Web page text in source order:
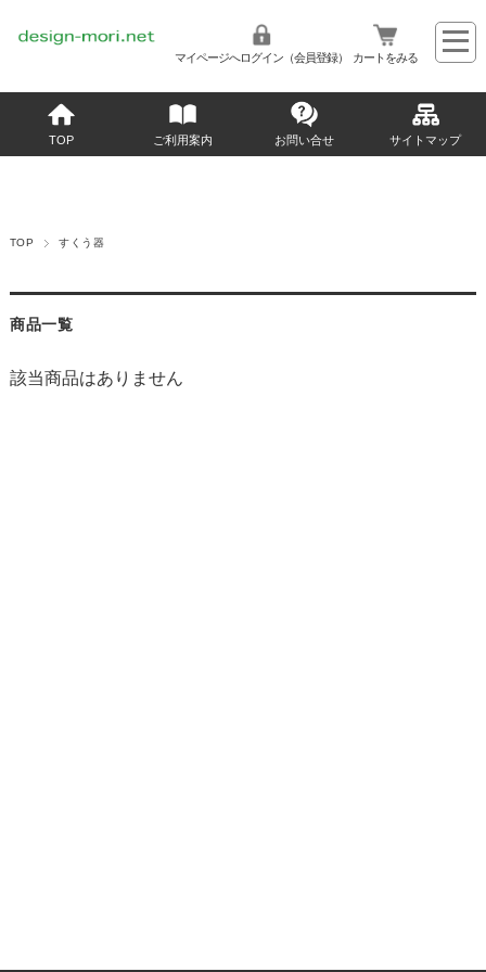
マイページへログイン（会員登録） カートをみる
TOP ご利用案内 お問い合せ サイトマップ
TOP すくう器
商品一覧
該当商品はありません